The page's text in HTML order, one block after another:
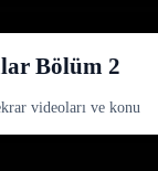
Bölüm 2
videoları ve konu